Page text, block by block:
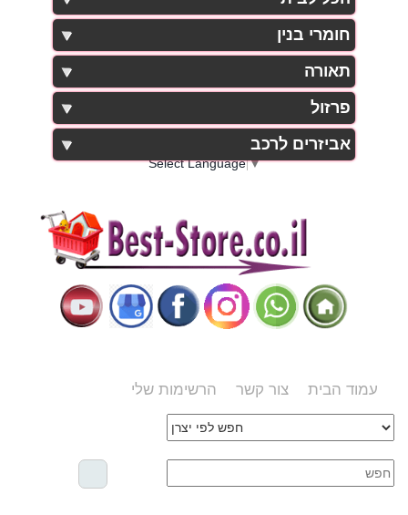
חומרי בנין
תאורה
פרזול
אביזרים לרכב
Select Language▼
הרשימות שלי עמוד הבית צור קשר